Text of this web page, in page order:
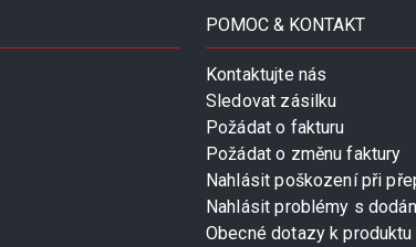
POMOC & KONTAKT
Kontaktujte nás
Sledovat zásilku
Požádat o fakturu
Požádat o změnu faktury
Nahlásit poškození při
Nahlásit problémy s
Obecné dotazy k produktu